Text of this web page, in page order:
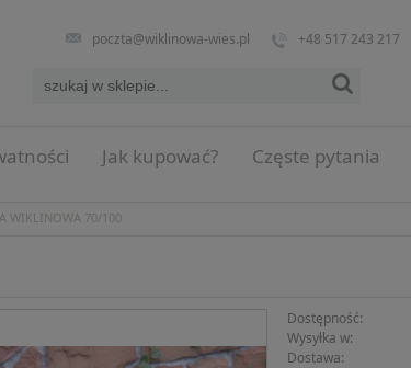
poczta@wiklinowa-wies.pl +48 517 243 217
Jak kupować? Częste pytania
WIKLINOWA 70/100
Dostępność:
Wysyłka w:
Dostawa: